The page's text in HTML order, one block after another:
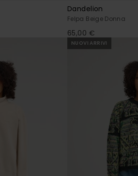
Dandelion
Felpa Beige Donna
65,00 €
NUOVI ARRIVI